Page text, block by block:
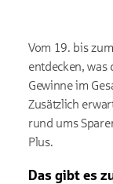
Vom 19. bis
entdecken, was
Gewinne im
Zusätzlich
rund ums
Plus.
Das gibt es